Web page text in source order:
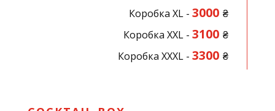
Коробка XL - 3000 ₴
Коробка XXL - 3100 ₴
Коробка XXXL - 3300 ₴